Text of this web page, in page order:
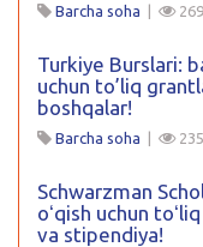
Barcha soha |
Turkiye Burslari:
uchun to’liq
boshqalar!
Barcha soha |
Schwarzman
oʻqish uchun
va stipendiya!